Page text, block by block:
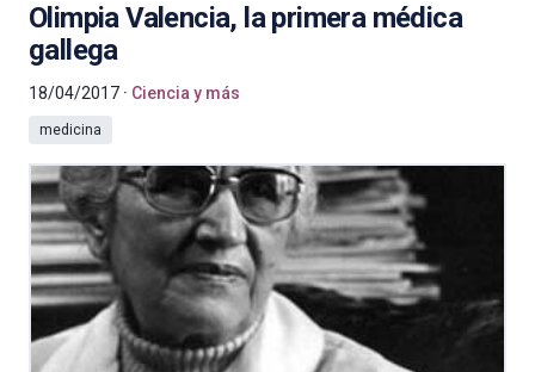
Olimpia Valencia, la primera médica
gallega
18/04/2017 Ciencia y más
medicina